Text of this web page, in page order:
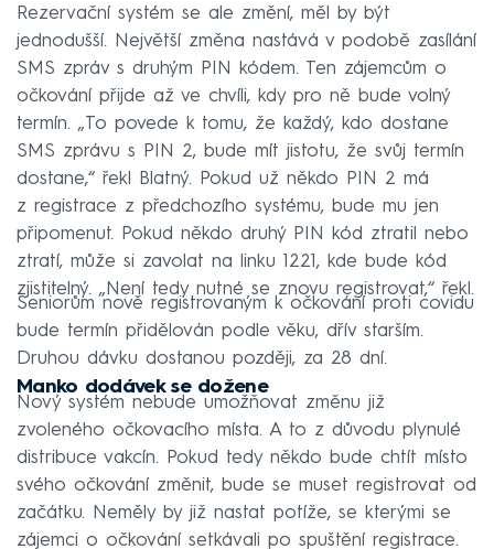
Rezervační systém se ale změní, měl by být
jednodušší. Největší změna nastává v podobě zasílání
SMS zpráv s druhým PIN kódem. Ten zájemcům o
očkování přijde až ve chvíli, kdy pro ně bude volný
termín. „To povede k tomu, že každý, kdo dostane
SMS zprávu s PIN 2, bude mít jistotu, že svůj termín
dostane,“ řekl Blatný. Pokud už někdo PIN 2 má
z registrace z předchozího systému, bude mu jen
připomenut. Pokud někdo druhý PIN kód ztratil nebo
ztratí, může si zavolat na linku 1221, kde bude kód
zjistitelný. „Není tedy nutné se znovu registrovat,“ řekl.
Seniorům nově registrovaným k očkování proti covidu
bude termín přidělován podle věku, dřív starším.
Druhou dávku dostanou později, za 28 dní.
Manko dodávek se dožene
Nový systém nebude umožňovat změnu již
zvoleného očkovacího místa. A to z důvodu plynulé
distribuce vakcín. Pokud tedy někdo bude chtít místo
svého očkování změnit, bude se muset registrovat od
začátku. Neměly by již nastat potíže, se kterými se
zájemci o očkování setkávali po spuštění registrace.